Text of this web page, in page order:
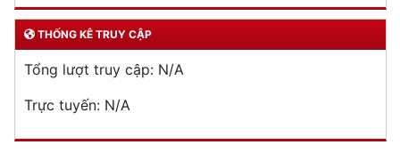
THỐNG KÊ TRUY CẬP
Tổng lượt truy cập: N/A
Trực tuyến: N/A